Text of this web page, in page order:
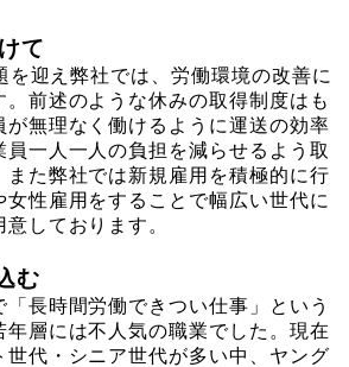
て
を迎え弊社では、労働環境の改善に
前述のような休みの取得制度はも
が無理なく働けるように運送の効率
一人一人の負担を減らせるよう取
また弊社では新規雇用を積極的に行
女性雇用をすることで幅広い世代に
しております。
む
長時間労働できつい仕事」という
年層には不人気の職業でした。現在
世代・シニア世代が多い中、ヤング